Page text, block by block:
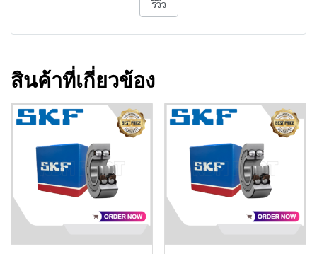
รีวิว
สินค้าที่เกี่ยวข้อง